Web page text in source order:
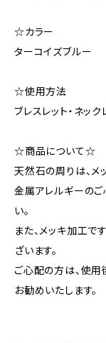
☆カラー
ターコイズブルー
☆使用方法
ブレスレット・ネッ
☆商品について☆
天然石の周りは、メ
金属アレルギーの
い。
また、メッキ加工
ざいます。
ご心配の方は、使
お勧めいたします。